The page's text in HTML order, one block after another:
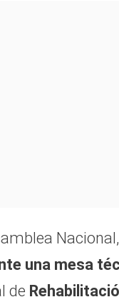
una mesa
de